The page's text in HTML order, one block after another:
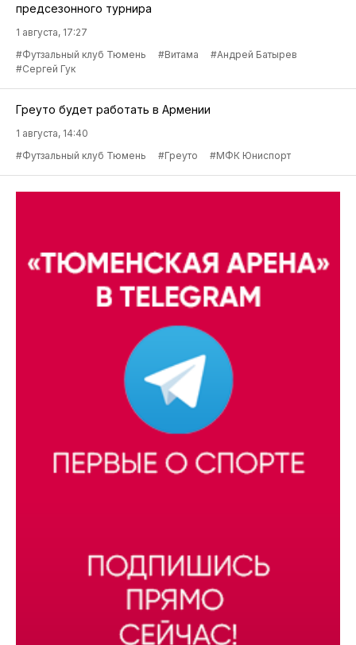
предсезонного турнира
1 августа, 17:27
#Футзальный клуб Тюмень
#Витама
#Андрей Батырев
#Сергей Гук
Греуто будет работать в Армении
1 августа, 14:40
#Футзальный клуб Тюмень
#Греуто #МФК Юниспорт